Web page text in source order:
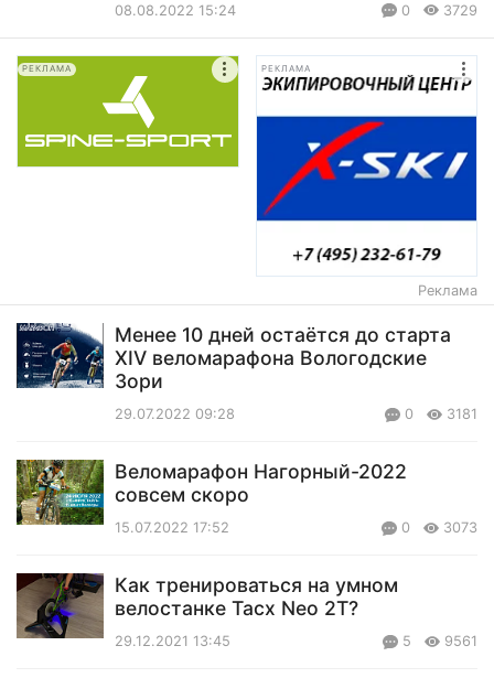
08.08.2022 15:24 0 3729
РЕКЛАМА РЕКЛАМА
Реклама
Менее 10 дней остаётся до старта
XIV веломарафона Вологодские
Зори
29.07.2022 09:28 0 3181
Веломарафон Нагорный-2022
совсем скоро
15.07.2022 17:52 0 3073
Как тренироваться на умном
велостанке Tacx Neo 2Т?
29.12.2021 13:45 5 9561